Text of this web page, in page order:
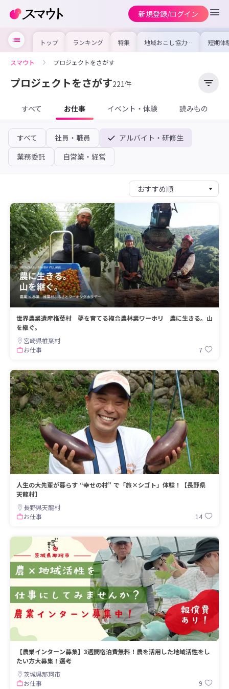
新規登録/ログイン
トップ ランキング 特集 地域おこし協力隊
の求人やイベント
を集めました！仕
短期体
り〜数
域を知
スマウト プロジェクトをさがす
プロジェクトをさがす221件
すべて お仕事 イベント・体験 読みもの
すべて 社員・職員
アルバイト・研修生
業務委託
自営業・経営
世界農業遺産椎葉村 夢を育てる複合農林業ワーホリ 農に生きる。山
を継ぐ。
宮崎県椎葉村
お仕事
7
人生の大先輩が暮らす “幸せの村” で「旅×シゴト」体験！【長野県
天龍村】
長野県天龍村
お仕事
14
【農業インターン募集】3週間宿泊費無料！農を活用した地域活性をし
たい方大募集！選考
茨城県那珂市
お仕事
9